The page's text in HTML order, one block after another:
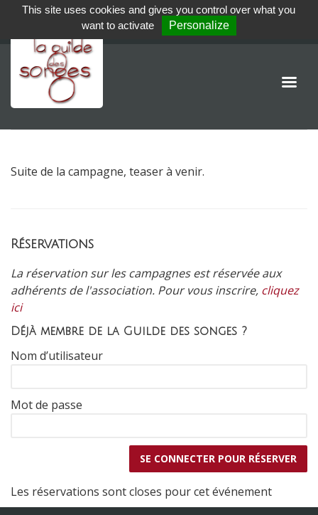
Suite de la campagne, teaser à venir.
Réservations
La réservation sur les campagnes est réservée aux
adhérents de l'association. Pour vous inscrire, cliquez
ici
Déjà membre de la Guilde des songes ?
Nom d’utilisateur
Mot de passe
Les réservations sont closes pour cet événement
This site uses cookies and gives you control over what you
want to activate
Personalize